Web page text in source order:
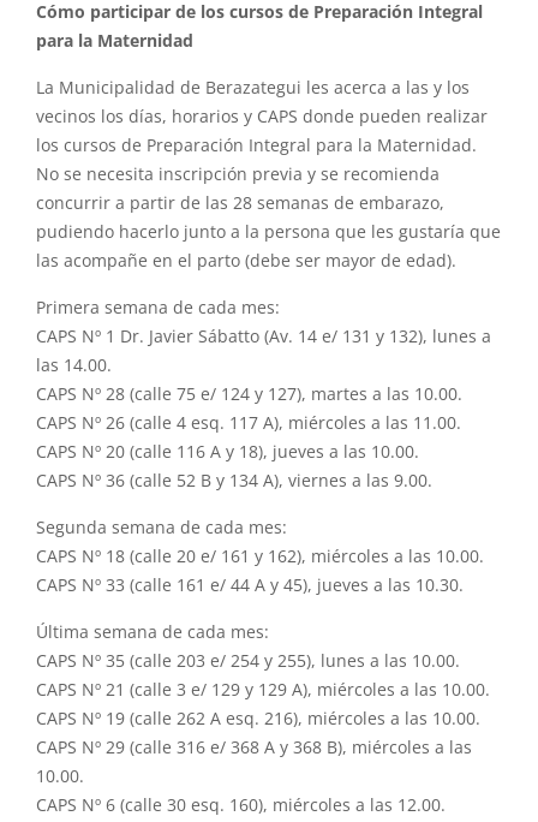
Cómo participar de los cursos de Preparación Integral
para la Maternidad
La Municipalidad de Berazategui les acerca a las y los
vecinos los días, horarios y CAPS donde pueden realizar
los cursos de Preparación Integral para la Maternidad.
No se necesita inscripción previa y se recomienda
concurrir a partir de las 28 semanas de embarazo,
pudiendo hacerlo junto a la persona que les gustaría que
las acompañe en el parto (debe ser mayor de edad).
Primera semana de cada mes:
CAPS Nº 1 Dr. Javier Sábatto (Av. 14 e/ 131 y 132), lunes a
las 14.00.
CAPS Nº 28 (calle 75 e/ 124 y 127), martes a las 10.00.
CAPS Nº 26 (calle 4 esq. 117 A), miércoles a las 11.00.
CAPS Nº 20 (calle 116 A y 18), jueves a las 10.00.
CAPS Nº 36 (calle 52 B y 134 A), viernes a las 9.00.
Segunda semana de cada mes:
CAPS Nº 18 (calle 20 e/ 161 y 162), miércoles a las 10.00.
CAPS Nº 33 (calle 161 e/ 44 A y 45), jueves a las 10.30.
Última semana de cada mes:
CAPS Nº 35 (calle 203 e/ 254 y 255), lunes a las 10.00.
CAPS Nº 21 (calle 3 e/ 129 y 129 A), miércoles a las 10.00.
CAPS Nº 19 (calle 262 A esq. 216), miércoles a las 10.00.
CAPS Nº 29 (calle 316 e/ 368 A y 368 B), miércoles a las
10.00.
CAPS Nº 6 (calle 30 esq. 160), miércoles a las 12.00.